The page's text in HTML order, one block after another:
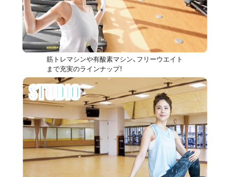
筋トレマシンや有酸素マシン、フリーウエイト
まで充実のラインナップ！
STUDIO